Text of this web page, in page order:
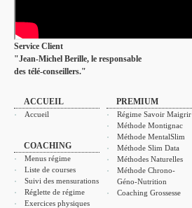
Service Client
"Jean-Michel Berille, le responsable
des télé-conseillers."
ACCUEIL
Accueil
COACHING
Menus régime
Liste de courses
Suivi des mensurations
Réglette de régime
Exercices physiques
PREMIUM
Régime Savoir Maigrir
Méthode Montignac
Méthode MentalSlim
Méthode Slim Data
Méthodes Naturelles
Méthode Chrono-
Géno-Nutrition
Coaching Grossesse